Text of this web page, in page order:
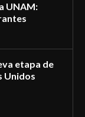
UNAM:
etapa de
Unidos